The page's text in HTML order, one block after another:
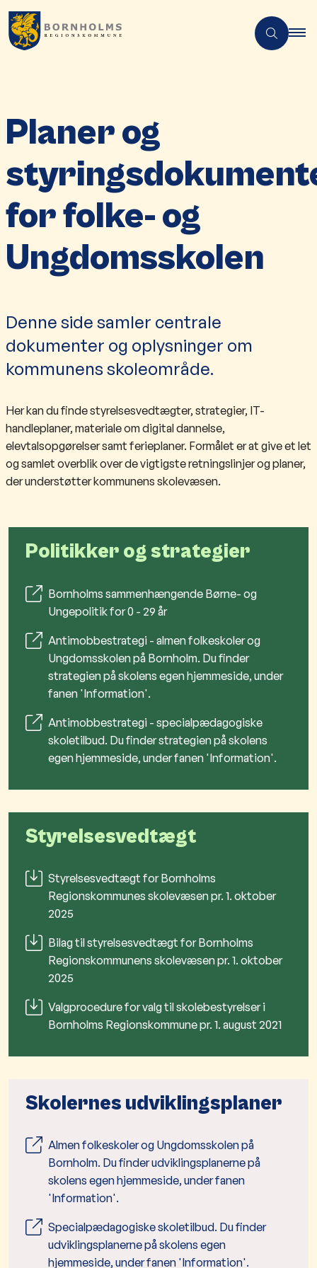
Planer og
for folke- og
Ungdomsskolen
Denne side samler centrale
dokumenter og oplysninger om
kommunens skoleområde.
Her kan du finde styrelsesvedtægter, strategier, IT-
handleplaner, materiale om digital dannelse,
elevtalsopgørelser samt ferieplaner. Formålet er at give et let
og samlet overblik over de vigtigste retningslinjer og planer,
der understøtter kommunens skolevæsen.
Politikker og strategier
Bornholms sammenhængende Børne- og
Ungepolitik for 0 - 29 år
Antimobbestrategi - almen folkeskoler og
Ungdomsskolen på Bornholm. Du finder
strategien på skolens egen hjemmeside, under
fanen 'Information'.
Antimobbestrategi - specialpædagogiske
skoletilbud. Du finder strategien på skolens
egen hjemmeside, under fanen 'Information'.
Styrelsesvedtægt
Styrelsesvedtægt for Bornholms
Regionskommunes skolevæsen pr. 1. oktober
2025
Bilag til styrelsesvedtægt for Bornholms
Regionskommunens skolevæsen pr. 1. oktober
2025
Valgprocedure for valg til skolebestyrelser i
Bornholms Regionskommune pr. 1. august 2021
Skolernes udviklingsplaner
Almen folkeskoler og Ungdomsskolen på
Bornholm. Du finder udviklingsplanerne på
skolens egen hjemmeside, under fanen
'Information'.
Specialpædagogiske skoletilbud. Du finder
udviklingsplanerne på skolens egen
hjemmeside, under fanen 'Information'.